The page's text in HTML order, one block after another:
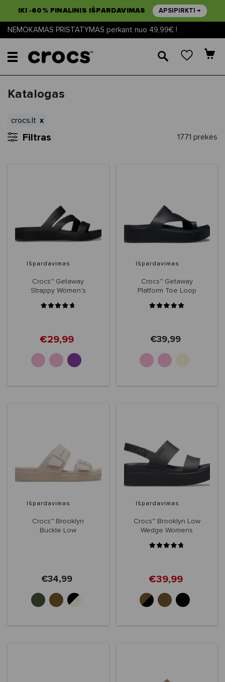
IKI -60% FINALINIS IŠPARDAVIMAS APSIPIRKTI →
NEMOKAMAS PRISTATYMAS perkant nuo 49,99€ !
🔎
Katalogas
crocs.lt
Filtras 1771 prekės
Išpardavimas
Crocs™ Getaway
Strappy Women's
€29,99
Išpardavimas
Crocs™ Getaway
Platform Toe Loop
€39,99
Išpardavimas
Crocs™ Brooklyn
Buckle Low
€34,99
Išpardavimas
Crocs™ Brooklyn Low
Wedge Womens
€39,99